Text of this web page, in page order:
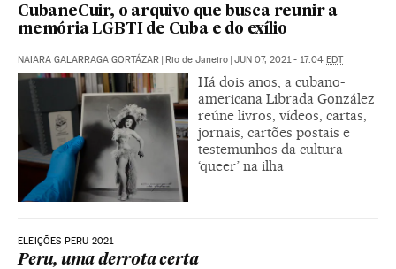
CubaneCuir, o arquivo que busca reunir a
memória LGBTI de Cuba e do exílio
NAIARA GALARRAGA GORTÁZAR | Rio de Janeiro | JUN 07, 2021 - 17:04 EDT
Há dois anos, a cubano-
americana Librada González
reúne livros, vídeos, cartas,
jornais, cartões postais e
testemunhos da cultura
‘queer’ na ilha
ELEIÇÕES PERU 2021
Peru, uma derrota certa